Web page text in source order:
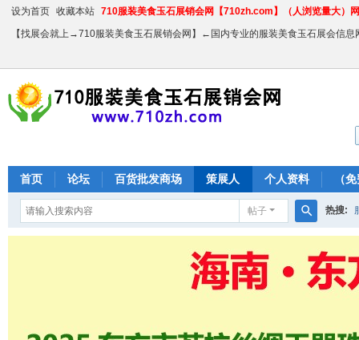
设为首页 收藏本站 710服装美食玉石展销会网【710zh.com】（人浏览量大）
【找展会就上→710服装美食玉石展销会网】←国内专业的服装美食玉石展会信息
首页 论坛 百货批发商场 策展人 个人资料 （
帖子
搜
索
热搜: